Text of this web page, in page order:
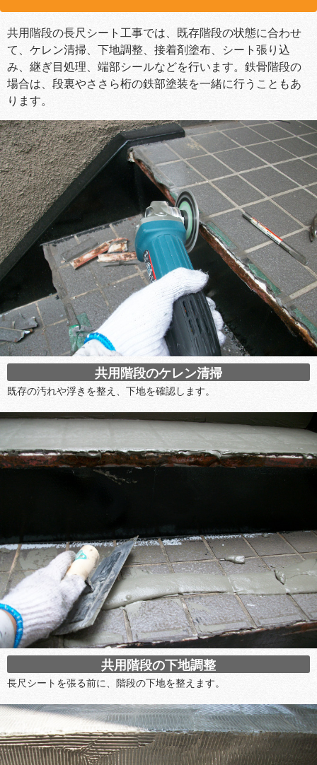
共用階段の長尺シート工事では、既存階段の状態に合わせ
て、ケレン清掃、下地調整、接着剤塗布、シート張り込
み、継ぎ目処理、端部シールなどを行います。鉄骨階段の
場合は、段裏やささら桁の鉄部塗装を一緒に行うこともあ
ります。
共用階段のケレン清掃
既存の汚れや浮きを整え、下地を確認します。
共用階段の下地調整
長尺シートを張る前に、階段の下地を整えます。